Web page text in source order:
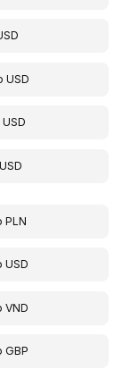
USD
USD
USD
PLN
USD
VND
GBP